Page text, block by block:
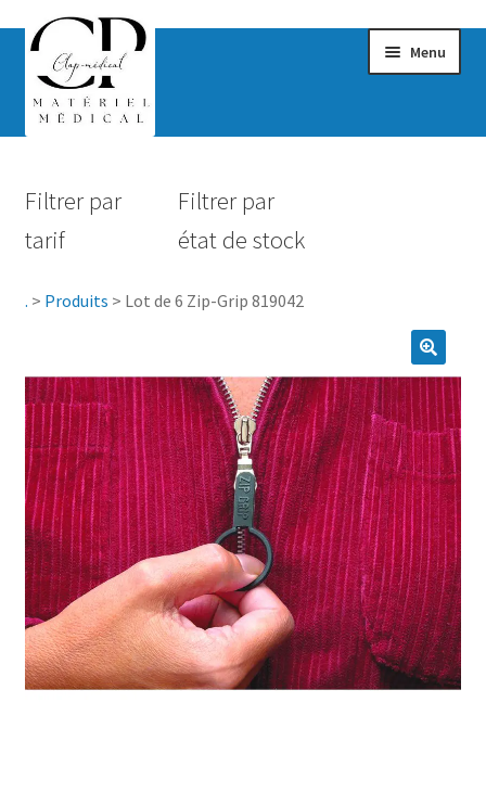
Menu
Hygiène
Accessoires Salle de bain
Vêtements & Chaussures
Sécurité
Pro.
0.00 €
Filtrer par
tarif
Filtrer par
état de stock
. > Produits > Lot de 6 Zip-Grip 819042